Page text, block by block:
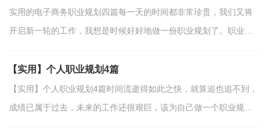
实用的电子商务职业规划四篇每一天的时间都非常珍贵，我们又将
开启新一轮的工作，我想是时候好好地做一份职业规划了。职业规
【实用】个人职业规划4篇
【实用】个人职业规划4篇时间流逝得如此之快，就算追也追不到，
成绩已属于过去，未来的工作还很艰巨，该为自己做一个职业规划